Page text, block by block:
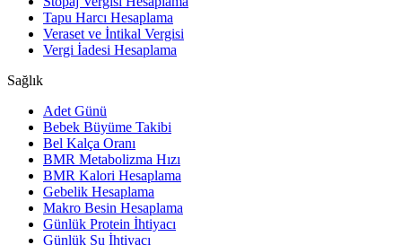
Tapu Harcı Hesaplama
Veraset ve İntikal Vergisi
Vergi İadesi Hesaplama
Sağlık
Adet Günü
Bebek Büyüme Takibi
Bel Kalça Oranı
BMR Metabolizma Hızı
BMR Kalori Hesaplama
Gebelik Hesaplama
Makro Besin Hesaplama
Günlük Protein İhtiyacı
Günlük Su İhtiyacı